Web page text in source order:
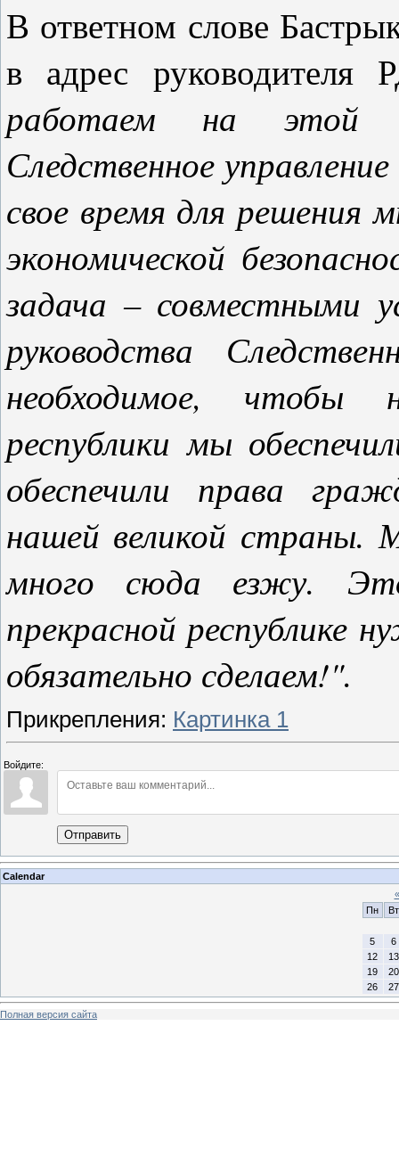
В ответном слове
в адрес руководителя
работаем на этой
Следственное
свое время для решения
экономической
задача – совместными
руководства
необходимое,
республики мы
обеспечили права
нашей великой страны.
много сюда езжу.
прекрасной республике
обязательно сделаем!".
Прикрепления: Картинка 1
Войдите:
Отправить
Calendar
«
Пн
Вт
5
6
12
13
19
20
26
27
Полная версия сайта